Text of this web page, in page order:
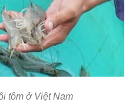
tôm ở Việt Nam